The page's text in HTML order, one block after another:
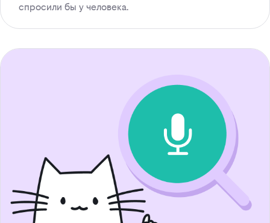
спросили бы у человека.